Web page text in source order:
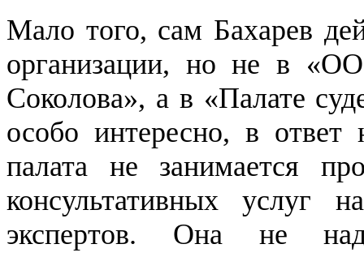
Мало того, сам Бахарев
организации, но не в
Соколова», а в «Палате
особо интересно, в
палата не занимается
консультативных услуг
экспертов. Она не